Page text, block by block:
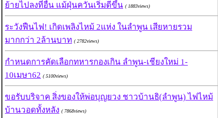
ย้ายไปลงที่อื่น แม้ฝุ่นควันเริ่มดีขึ้น ( 1883views)
ระวังฟืนไฟ! เกิดเพลิงไหม้ 2แห่ง ในลำพูน เสียหายรวม
มากกว่า 2ล้านบาท ( 2782views)
กำหนดการคัดเลือกทหารกองเกิน ลำพูน-เชียงใหม่ 1-
10เมษา62 ( 5100views)
ขอรับบริจาค สิ่งของให้พ่อบุญยวง ชาวบ้านธิ(ลำพูน) ไฟไหม้
บ้านวอดทั้งหลัง ( 7868views)